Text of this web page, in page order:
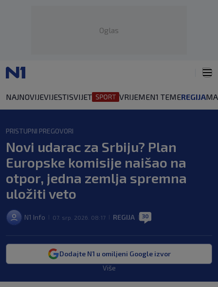
Oglas
NAJNOVIJEVIJESTISVIJET VRIJEMEN1 TEMEREGIJA
PRISTUPNI PREGOVORI
Novi udarac za Srbiju? Plan
Europske komisije naišao na
otpor, jedna zemlja spremna
uložiti veto
N1 Info 07. srp. 2026. 08:17 REGIJA 30
Dodajte N1 u omiljeni Google izvor
Više